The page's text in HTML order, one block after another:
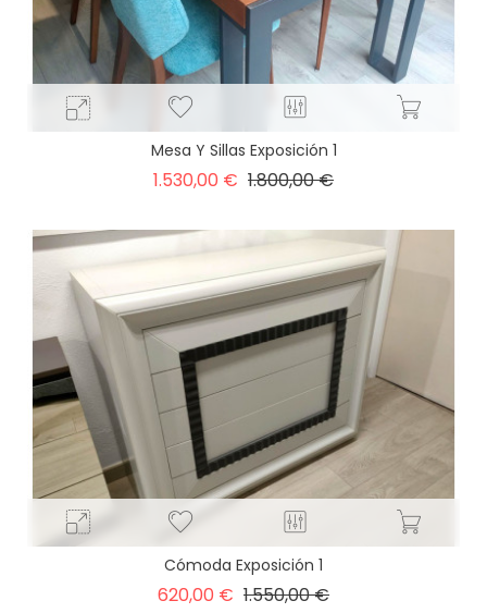
Mesa Y Sillas Exposición 1
1.530,00 € Precio
1.800,00 €Precio
Cómoda Exposición 1
620,00 € Precio
1.550,00 €Precio